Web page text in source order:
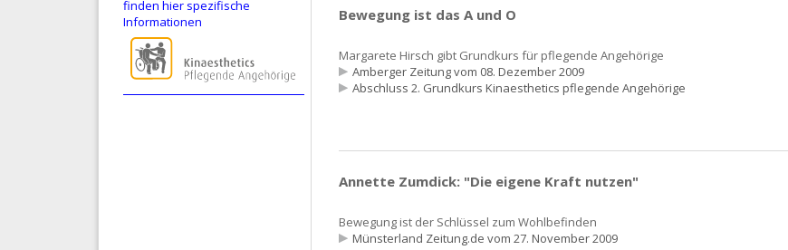
finden hier spezifische
Informationen
Bewegung ist das A und O
Margarete Hirsch gibt Grundkurs für pflegende Angehörige
Amberger Zeitung vom 08. Dezember 2009
Abschluss 2. Grundkurs Kinaesthetics pflegende Angehörige
Annette Zumdick: "Die eigene Kraft nutzen"
Bewegung ist der Schlüssel zum Wohlbefinden
Münsterland Zeitung.de vom 27. November 2009